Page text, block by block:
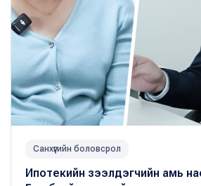
Санхүүгийн боловсрол
Ипотекийн зээлдэгчийн амь